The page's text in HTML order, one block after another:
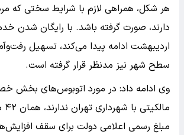
هر شکل، همراهی لازم با شرایط سختی که
اردیبهشت ادامه پیدا می‌کند، تسهیل
سطح شهر نیز مدنظر قرار گرفته است.
وی ادامه داد: در مورد اتوبوس‌های بخش
مبلغ رسمی اعلامی دولت برای سقف